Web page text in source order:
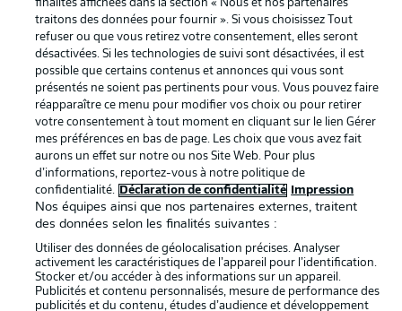
Déclaration de
confidentialité
Diffuseurs
Impression Joueurs
© 2026 Bundesliga-Gruppe GmbH
finalités affichées dans la section « Nous et nos partenaires
traitons des données pour fournir ». Si vous choisissez Tout
refuser ou que vous retirez votre consentement, elles seront
désactivées. Si les technologies de suivi sont désactivées, il est
possible que certains contenus et annonces qui vous sont
présentés ne soient pas pertinents pour vous. Vous pouvez faire
réapparaître ce menu pour modifier vos choix ou pour retirer
votre consentement à tout moment en cliquant sur le lien Gérer
mes préférences en bas de page. Les choix que vous avez fait
aurons un effet sur notre ou nos Site Web. Pour plus
d’informations, reportez-vous à notre politique de
confidentialité.
Déclaration de confidentialité Impression
Nos équipes ainsi que nos partenaires externes, traitent
des données selon les finalités suivantes :
Utiliser des données de géolocalisation précises. Analyser
activement les caractéristiques de l’appareil pour l’identification.
Stocker et/ou accéder à des informations sur un appareil.
Publicités et contenu personnalisés, mesure de performance des
publicités et du contenu, études d’audience et développement